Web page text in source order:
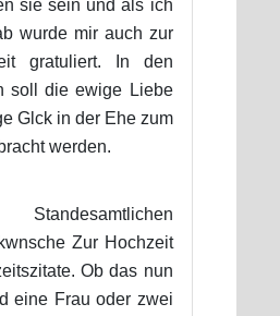
sie sein und als ich
wurde mir auch zur
gratuliert. In den
soll die ewige Liebe
Glck in der Ehe zum
werden.
Zur Hochzeit
Ob das nun
eine Frau oder zwei